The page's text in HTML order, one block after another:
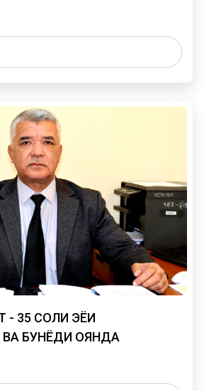
СОЛИ ЭҲЁИ
БУНЁДИ ОЯНДА